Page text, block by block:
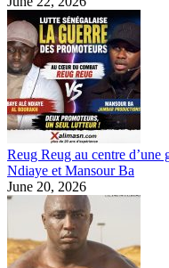
Reug Reug au centre d’une
Ndiaye et Mansour Ba
June 20, 2026